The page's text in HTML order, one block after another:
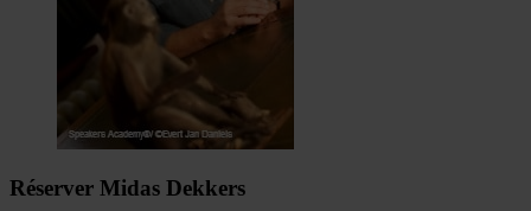
Réserver Midas Dekkers